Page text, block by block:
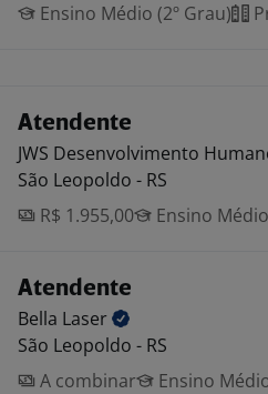
Ensino Médio (2º Grau)
Atendente
JWS Desenvolvimento
São Leopoldo - RS
R$ 1.955,00
Ensino
Atendente
Bella Laser
São Leopoldo - RS
A combinar
Ensino